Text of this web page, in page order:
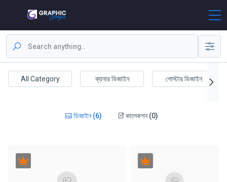
All Category ব্যানার ডিজাইন পোস্টার ডিজাইন
ডিজাইন (6) কালেকশন (0)